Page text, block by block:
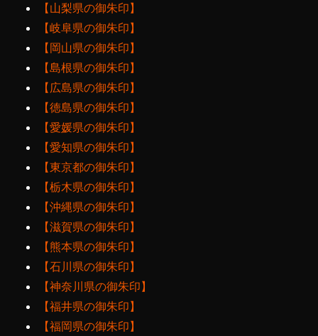
【山梨県の御朱印】
【岐阜県の御朱印】
【岡山県の御朱印】
【島根県の御朱印】
【広島県の御朱印】
【徳島県の御朱印】
【愛媛県の御朱印】
【愛知県の御朱印】
【東京都の御朱印】
【栃木県の御朱印】
【沖縄県の御朱印】
【滋賀県の御朱印】
【熊本県の御朱印】
【石川県の御朱印】
【神奈川県の御朱印】
【福井県の御朱印】
【福岡県の御朱印】